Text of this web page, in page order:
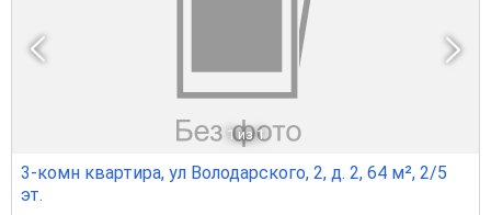
1 из 1
3-комн квартира, ул Володарского, 2, д. 2, 64 м², 2/5
эт.